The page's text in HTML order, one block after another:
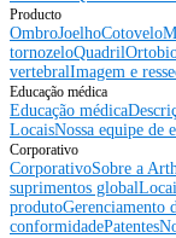
Producto
OmbroJoelhoCotovelo
tornozeloQuadril
vertebralImagem e
Educação médica
Educação médica
LocaisNossa equipe de
Corporativo
CorporativoSobre a
suprimentos global
produtoGerenciamento
conformidadePatentes